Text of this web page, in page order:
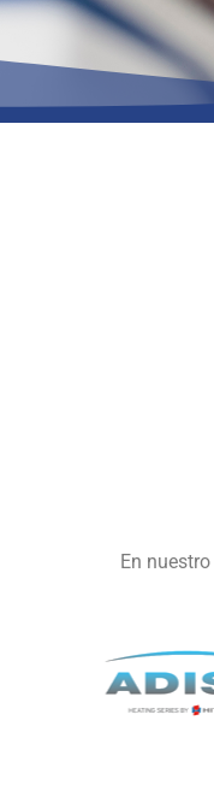
En nuestro